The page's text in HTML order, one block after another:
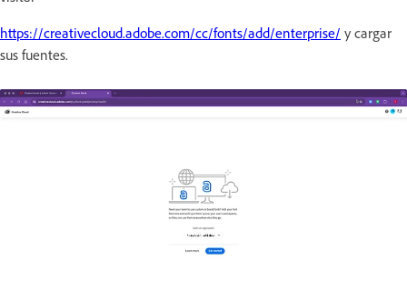
https://creativecloud.adobe.com/cc/fonts/add/enterprise/ y cargar
sus fuentes.